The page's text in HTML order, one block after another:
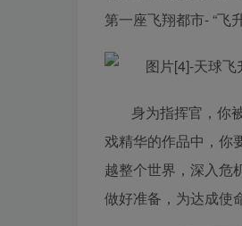
第一座飞翔都市- “飞
身为指挥官，你
戏精华的作品中，你
越整个世界，深入危
做好准备，为达成使